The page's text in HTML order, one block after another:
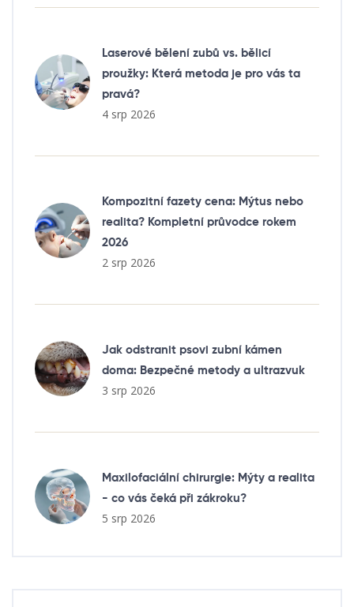
Laserové bělení zubů vs. bělicí
proužky: Která metoda je pro vás ta
pravá?
4 srp 2026
Kompozitní fazety cena: Mýtus nebo
realita? Kompletní průvodce rokem
2026
2 srp 2026
Jak odstranit psovi zubní kámen
doma: Bezpečné metody a ultrazvuk
3 srp 2026
Maxilofaciální chirurgie: Mýty a realita
- co vás čeká při zákroku?
5 srp 2026